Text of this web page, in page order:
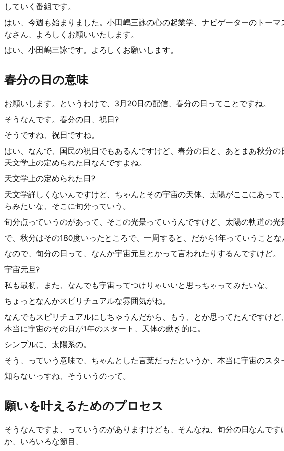
していく番組です。
はい、今週も始まりました。小田嶋三詠の心の起業学、ナビゲーターのトー
なさん、よろしくお願いいたします。
はい、小田嶋三詠です。よろしくお願いします。
春分の日の意味
お願いします。というわけで、3月20日の配信、春分の日ってことですね。
そうなんです。春分の日、祝日?
そうですね、祝日ですね。
はい、なんで、国民の祝日でもあるんですけど、春分の日と、あとまあ秋分
天文学上の定められた日なんですよね。
天文学上の定められた日?
天文学詳しくないんですけど、ちゃんとその宇宙の天体、太陽がここにあっ
らみたいな、そこに旬分っていう。
旬分点っていうのがあって、そこの光景っていうんですけど、太陽の軌道の光
で、秋分はその180度いったところで、一周すると、だから1年っていうことな
なので、旬分の日って、なんか宇宙元旦とかって言われたりするんですけど。
宇宙元旦?
私も最初、また、なんでも宇宙ってつけりゃいいと思っちゃってみたいな。
ちょっとなんかスピリチュアルな雰囲気がね。
なんでもスピリチュアルにしちゃうんだから、もう、とか思ってたんですけ
本当に宇宙のその日が1年のスタート、天体の動き的に。
シンプルに、太陽系の。
そう、っていう意味で、ちゃんとした言葉だったというか、本当に宇宙のスタ
知らないっすね、そういうのって。
願いを叶えるためのプロセス
そうなんですよ、っていうのがありますけども、そんなね、旬分の日なんです
か、いろいろな節目、